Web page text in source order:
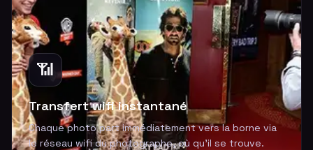
📶
Transfert wifi instantané
Chaque photo part immédiatement vers la borne via
le réseau wifi du photographe, où qu'il se trouve.